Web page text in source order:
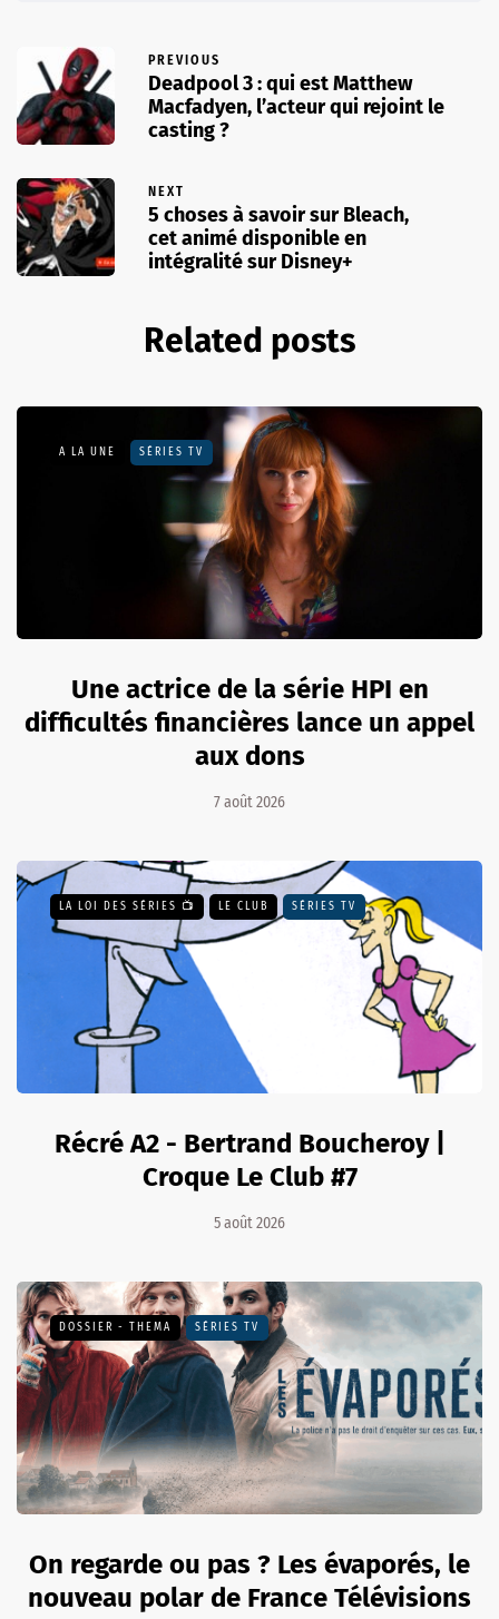
PREVIOUS
Deadpool 3 : qui est Matthew
Macfadyen, l’acteur qui rejoint le
casting ?
NEXT
5 choses à savoir sur Bleach,
cet animé disponible en
intégralité sur Disney+
Related posts
A LA UNE SÉRIES TV
Une actrice de la série HPI en
difficultés financières lance un appel
aux dons
7 août 2026
LA LOI DES SÉRIES 📺 LE CLUB SÉRIES TV
Récré A2 - Bertrand Boucheroy |
Croque Le Club #7
5 août 2026
DOSSIER - THEMA SÉRIES TV
On regarde ou pas ? Les évaporés, le
nouveau polar de France Télévisions